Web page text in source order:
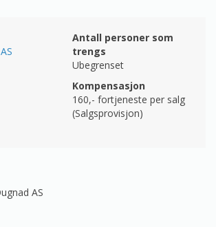
Antall personer som
trengs
Ubegrenset
Kompensasjon
160,- fortjeneste per salg
(Salgsprovisjon)
AS